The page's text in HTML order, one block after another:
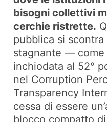
bisogni collettivi
cerchie ristrette.
pubblica si
stagnante — come
inchiodata al 52°
nel Corruption
Transparency
cessa di essere
blocco compatto